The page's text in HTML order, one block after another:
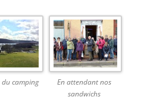
du camping
En attendant nos
sandwichs